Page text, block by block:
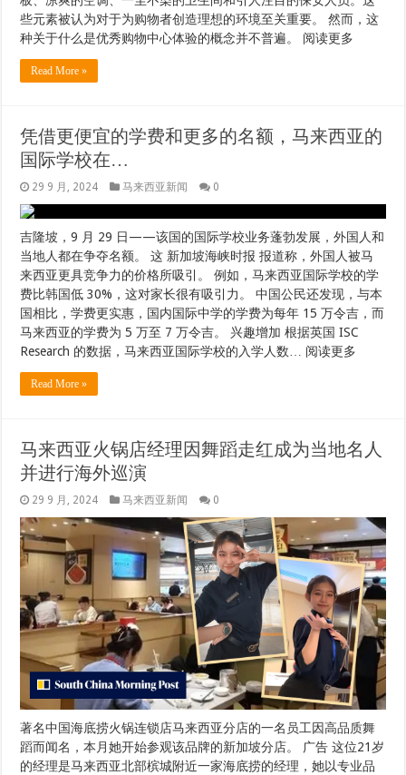
些元素被认为对于为购物者创造理想的环境至关重要。 然而，这
种关于什么是优秀购物中心体验的概念并不普遍。 阅读更多
Read More »
凭借更便宜的学费和更多的名额，马来西亚的
国际学校在…
29 9 月, 2024 马来西亚新闻 0
吉隆坡，9 月 29 日——该国的国际学校业务蓬勃发展，外国人和
当地人都在争夺名额。 这 新加坡海峡时报 报道称，外国人被马
来西亚更具竞争力的价格所吸引。 例如，马来西亚国际学校的学
费比韩国低 30%，这对家长很有吸引力。 中国公民还发现，与本
国相比，学费更实惠，国内国际中学的学费为每年 15 万令吉，而
马来西亚的学费为 5 万至 7 万令吉。 兴趣增加 根据英国 ISC
Research 的数据，马来西亚国际学校的入学人数… 阅读更多
Read More »
马来西亚火锅店经理因舞蹈走红成为当地名人
并进行海外巡演
29 9 月, 2024 马来西亚新闻 0
著名中国海底捞火锅连锁店马来西亚分店的一名员工因高品质舞
蹈而闻名，本月她开始参观该品牌的新加坡分店。 广告 这位21岁
的经理是马来西亚北部槟城附近一家海底捞的经理，她以专业品